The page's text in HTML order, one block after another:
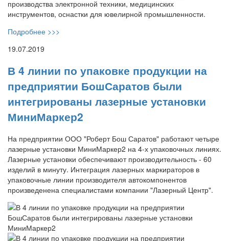
производства электронной техники, медицинских
инструментов, оснастки для ювелирной промышленности.
Подробнее >>>
19.07.2019
В 4 линии по упаковке продукции на
предприятии БошСаратов были
интегрированы лазерные установки
МиниМаркер2
На предприятии ООО "Роберт Бош Саратов" работают четыре
лазерные установки МиниМаркер2 на 4-х упаковочных линиях.
Лазерные установки обеспечивают производительность - 60
изделий в минуту. Интеграция лазерных маркираторов в
упаковочные линии производителя автокомпонентов
произведенена специалистами компании "Лазерный Центр".